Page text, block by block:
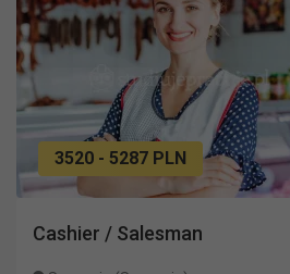
3520 - 5287 PLN
Cashier / Salesman